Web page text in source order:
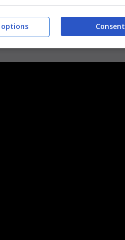
corruzione del
Consent